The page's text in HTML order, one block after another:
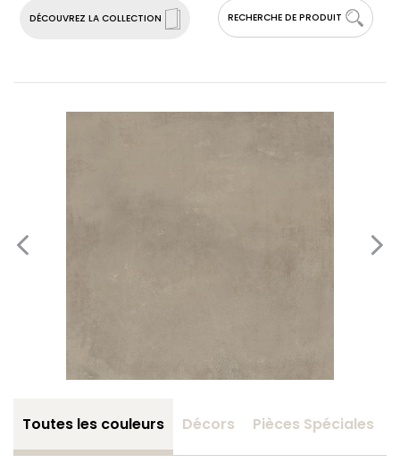
DÉCOUVREZ LA COLLECTION RECHERCHE DE PRODUIT
Toutes les couleurs Décors Pièces Spéciales